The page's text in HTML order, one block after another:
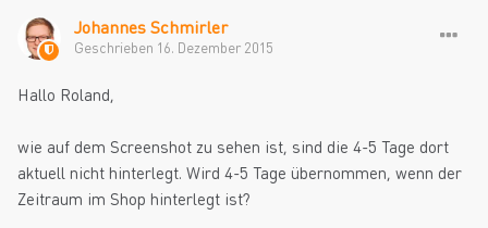
Johannes Schmirler
Geschrieben 16. Dezember 2015
Hallo Roland,
wie auf dem Screenshot zu sehen ist, sind die 4-5 Tage dort
aktuell nicht hinterlegt. Wird 4-5 Tage übernommen, wenn der
Zeitraum im Shop hinterlegt ist?